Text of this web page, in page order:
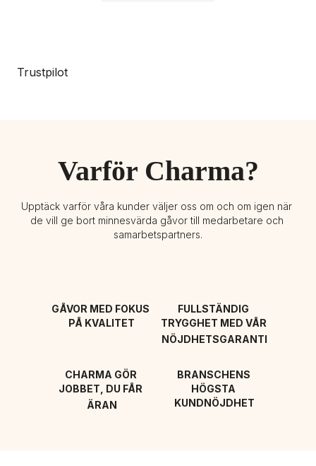
Trustpilot
Varför Charma?
Upptäck varför våra kunder väljer oss om och om igen när
de vill ge bort minnesvärda gåvor till medarbetare och
samarbetspartners.
GÅVOR MED FOKUS
PÅ KVALITET
FULLSTÄNDIG
TRYGGHET MED VÅR
NÖJDHETSGARANTI
CHARMA GÖR
JOBBET, DU FÅR
ÄRAN
BRANSCHENS
HÖGSTA
KUNDNÖJDHET